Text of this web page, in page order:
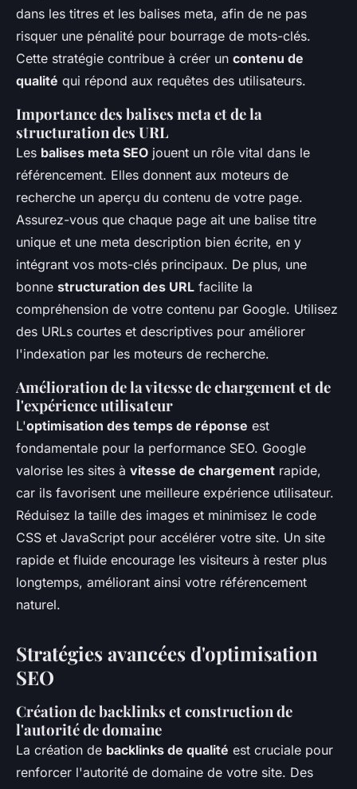
dans les titres et les balises meta, afin de ne pas
risquer une pénalité pour bourrage de mots-clés.
Cette stratégie contribue à créer un contenu de
qualité qui répond aux requêtes des utilisateurs.
Importance des balises meta et de la
structuration des URL
Les balises meta SEO jouent un rôle vital dans le
référencement. Elles donnent aux moteurs de
recherche un aperçu du contenu de votre page.
Assurez-vous que chaque page ait une balise titre
unique et une meta description bien écrite, en y
intégrant vos mots-clés principaux. De plus, une
bonne structuration des URL facilite la
compréhension de votre contenu par Google. Utilisez
des URLs courtes et descriptives pour améliorer
l'indexation par les moteurs de recherche.
Amélioration de la vitesse de chargement et de
l'expérience utilisateur
L'optimisation des temps de réponse est
fondamentale pour la performance SEO. Google
valorise les sites à vitesse de chargement rapide,
car ils favorisent une meilleure expérience utilisateur.
Réduisez la taille des images et minimisez le code
CSS et JavaScript pour accélérer votre site. Un site
rapide et fluide encourage les visiteurs à rester plus
longtemps, améliorant ainsi votre référencement
naturel.
Stratégies avancées d'optimisation
SEO
Création de backlinks et construction de
l'autorité de domaine
La création de backlinks de qualité est cruciale pour
renforcer l'autorité de domaine de votre site. Des